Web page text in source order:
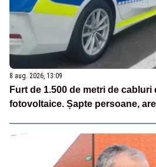
8 aug. 2026, 13:09
Furt de 1.500 de metri de
fotovoltaice. Șapte persoane,